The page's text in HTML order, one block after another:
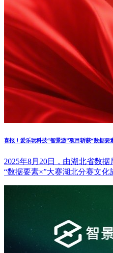
喜报！爱乐玩科技“智景游”项目斩获“数据要
2025年8月20日，由湖北省数
“数据要素×”大赛湖北分赛文